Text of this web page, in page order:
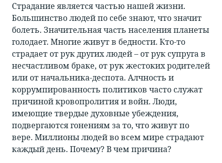
Страдание является частью нашей жизни.
Большинство людей по себе знают, что значит
болеть. Значительная часть населения планеты
голодает. Многие живут в бедности. Кто-то
страдает от рук других людей – от рук супруга в
несчастливом браке, от рук жестоких родителей
или от начальника-деспота. Алчность и
коррумпированность политиков часто служат
причиной кровопролития и войн. Люди,
имеющие твердые духовные убеждения,
подвергаются гонениям за то, что живут по
вере. Миллионы людей во всем мире страдают
каждый день. Почему? В чем причина?